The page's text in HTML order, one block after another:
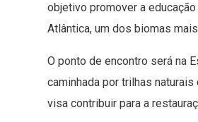
objetivo promover a
Atlântica, um dos biomas
O ponto de encontro será na
caminhada por trilhas
visa contribuir para a